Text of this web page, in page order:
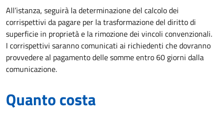
All’istanza, seguirà la determinazione del calcolo dei
corrispettivi da pagare per la trasformazione del diritto di
superficie in proprietà e la rimozione dei vincoli convenzionali.
I corrispettivi saranno comunicati ai richiedenti che dovranno
provvedere al pagamento delle somme entro 60 giorni dalla
comunicazione.
Quanto costa